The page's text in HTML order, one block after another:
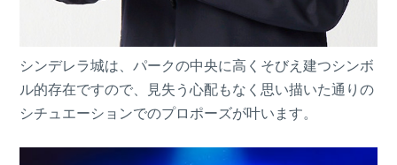
シンデレラ城は、パークの中央に高くそびえ建つシンボ
ル的存在ですので、見失う心配もなく思い描いた通りの
シチュエーションでのプロポーズが叶います。